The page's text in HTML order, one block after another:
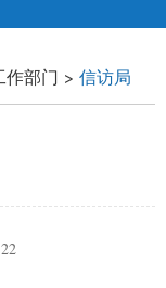
作部门 > 信访局